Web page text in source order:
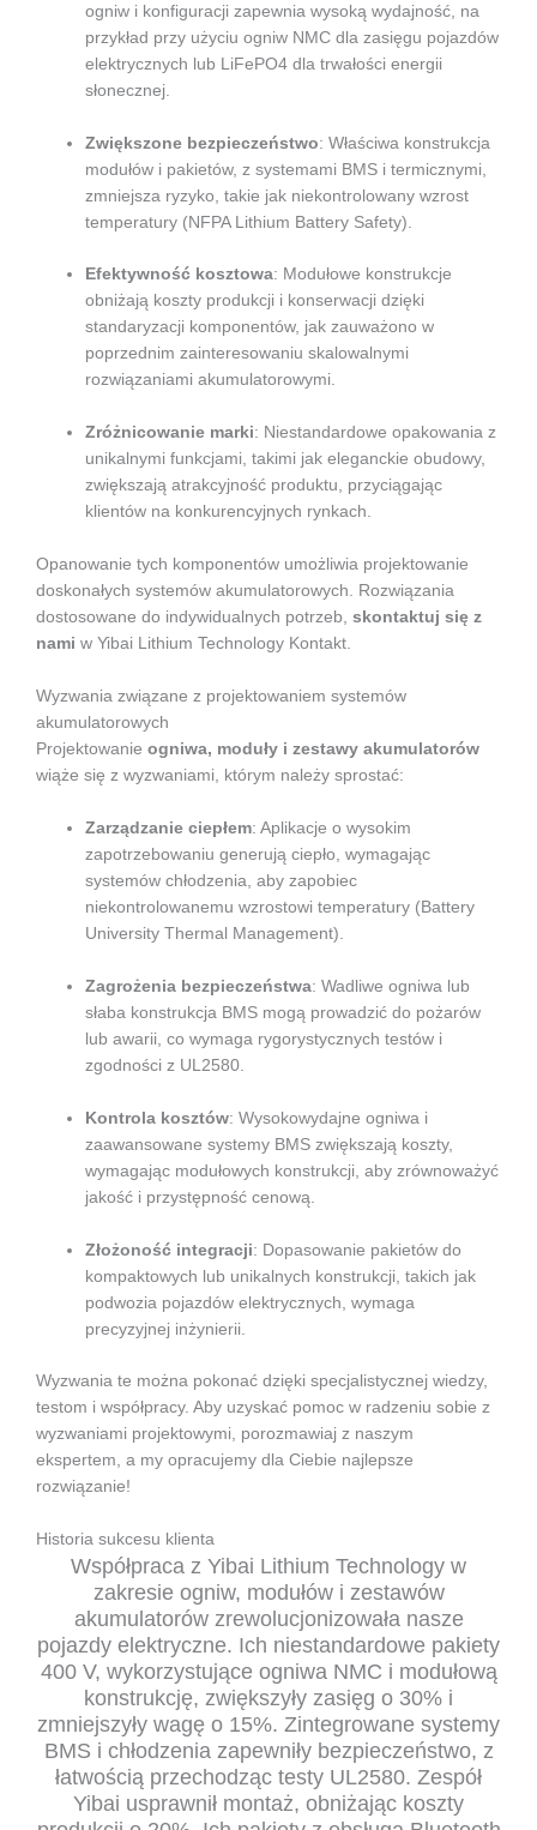
ogniw i konfiguracji zapewnia wysoką wydajność, na
przykład przy użyciu ogniw NMC dla zasięgu pojazdów
elektrycznych lub LiFePO4 dla trwałości energii
słonecznej.
Zwiększone bezpieczeństwo: Właściwa konstrukcja
modułów i pakietów, z systemami BMS i termicznymi,
zmniejsza ryzyko, takie jak niekontrolowany wzrost
temperatury (NFPA Lithium Battery Safety).
Efektywność kosztowa: Modułowe konstrukcje
obniżają koszty produkcji i konserwacji dzięki
standaryzacji komponentów, jak zauważono w
poprzednim zainteresowaniu skalowalnymi
rozwiązaniami akumulatorowymi.
Zróżnicowanie marki: Niestandardowe opakowania z
unikalnymi funkcjami, takimi jak eleganckie obudowy,
zwiększają atrakcyjność produktu, przyciągając
klientów na konkurencyjnych rynkach.
Opanowanie tych komponentów umożliwia projektowanie
doskonałych systemów akumulatorowych. Rozwiązania
dostosowane do indywidualnych potrzeb, skontaktuj się z
nami w Yibai Lithium Technology Kontakt.
Wyzwania związane z projektowaniem systemów
akumulatorowych
Projektowanie ogniwa, moduły i zestawy akumulatorów
wiąże się z wyzwaniami, którym należy sprostać:
Zarządzanie ciepłem: Aplikacje o wysokim
zapotrzebowaniu generują ciepło, wymagając
systemów chłodzenia, aby zapobiec
niekontrolowanemu wzrostowi temperatury (Battery
University Thermal Management).
Zagrożenia bezpieczeństwa: Wadliwe ogniwa lub
słaba konstrukcja BMS mogą prowadzić do pożarów
lub awarii, co wymaga rygorystycznych testów i
zgodności z UL2580.
Kontrola kosztów: Wysokowydajne ogniwa i
zaawansowane systemy BMS zwiększają koszty,
wymagając modułowych konstrukcji, aby zrównoważyć
jakość i przystępność cenową.
Złożoność integracji: Dopasowanie pakietów do
kompaktowych lub unikalnych konstrukcji, takich jak
podwozia pojazdów elektrycznych, wymaga
precyzyjnej inżynierii.
Wyzwania te można pokonać dzięki specjalistycznej wiedzy,
testom i współpracy. Aby uzyskać pomoc w radzeniu sobie z
wyzwaniami projektowymi, porozmawiaj z naszym
ekspertem, a my opracujemy dla Ciebie najlepsze
rozwiązanie!
Historia sukcesu klienta
Współpraca z Yibai Lithium Technology w
zakresie ogniw, modułów i zestawów
akumulatorów zrewolucjonizowała nasze
pojazdy elektryczne. Ich niestandardowe pakiety
400 V, wykorzystujące ogniwa NMC i modułową
konstrukcję, zwiększyły zasięg o 30% i
zmniejszyły wagę o 15%. Zintegrowane systemy
BMS i chłodzenia zapewniły bezpieczeństwo, z
łatwością przechodząc testy UL2580. Zespół
Yibai usprawnił montaż, obniżając koszty